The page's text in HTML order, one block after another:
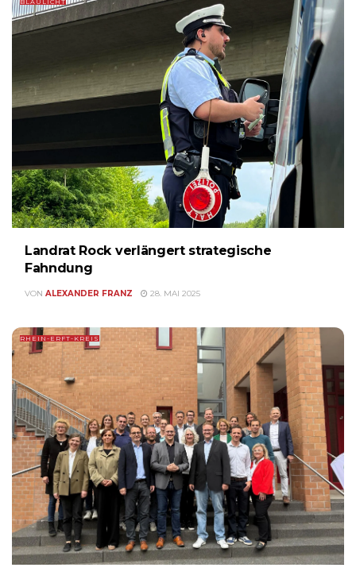
BLAULICHT
Landrat Rock verlängert strategische
Fahndung
VON ALEXANDER FRANZ 28. MAI 2025
RHEIN-ERFT-KREIS